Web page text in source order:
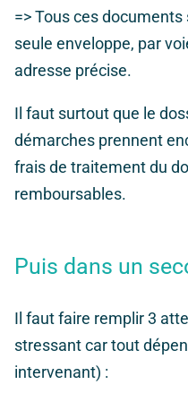
=> Tous ces
seule enveloppe, par
adresse précise.
Il faut surtout que le
démarches prennent
frais de traitement du
remboursables.
Puis dans un
I l faut faire remplir 3
stressant car tout
intervenant) :